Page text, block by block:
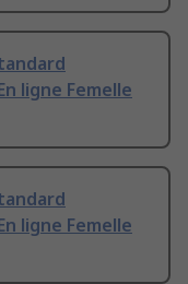
ligne Femelle
ligne Femelle